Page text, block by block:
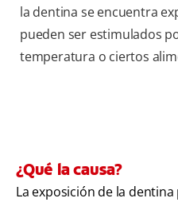
la dentina se encuentra
pueden ser estimulados
temperatura o ciertos
¿Qué la causa?
La exposición de la